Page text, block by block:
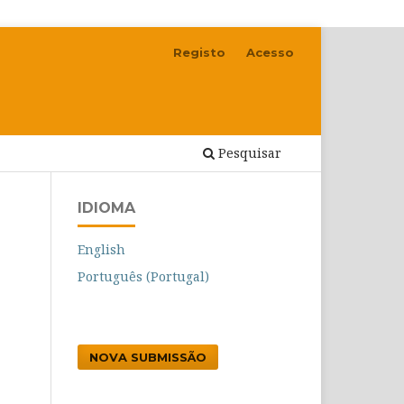
Pesquisar
Registo Acesso
IDIOMA
English
Português (Portugal)
NOVA SUBMISSÃO